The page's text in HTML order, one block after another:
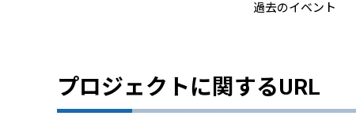
過去のイベント
プロジェクトに関するURL